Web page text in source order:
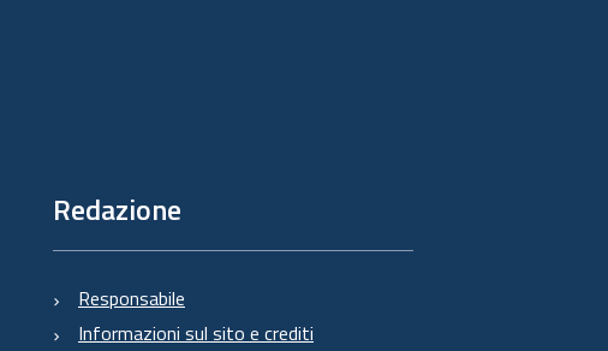
Redazione
Responsabile
Informazioni sul sito e crediti